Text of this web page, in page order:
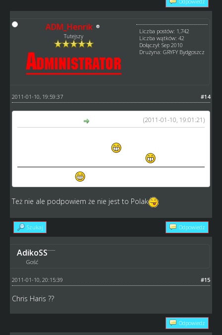
ADM_Henrik
Tutejszy
Liczba postów: 1,742
Liczba wątków: 42
Dołączył: Sep 2010
Drużyna: GRYFY Bydgoszcz
#14
2011-01-10, 19:59:37
(2011-01-10, 19:01:21)
akurat tutaj ciężko
?
Też nie ale podpowiem że nie jest to Polak
Szukaj Odpowiedz
AdikoSS
Gość
#15
2011-01-10, 20:15:39
Chris Haris ??
Odpowiedz